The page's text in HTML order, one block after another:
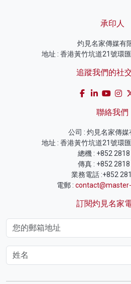
承印人
灼見名家傳媒有
地址 : 香港黃竹坑道21號環
追蹤我們的社
聯絡我們
公司 : 灼見名家傳媒
地址 : 香港黃竹坑道21號環
總機 : +852 2818
傳真 : +852
業務電話 :+852
電郵 :
訂閱灼見名家